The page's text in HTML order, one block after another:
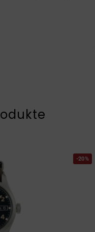
-20%